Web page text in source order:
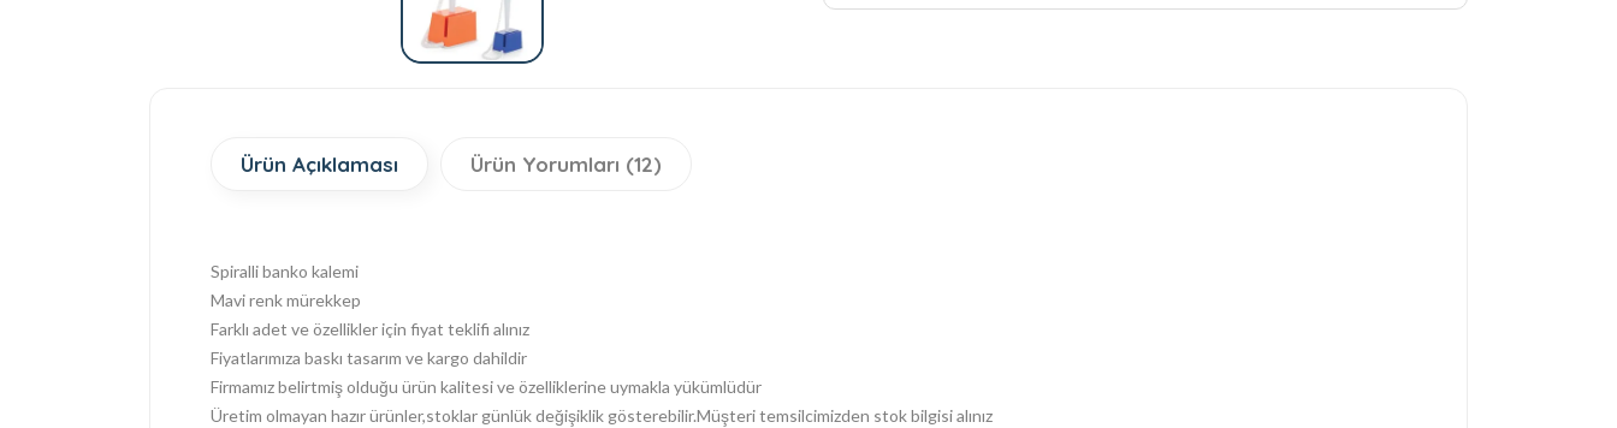
Ürün Açıklaması Ürün Yorumları (12)
Spiralli banko kalemi
Mavi renk mürekkep
Farklı adet ve özellikler için fiyat teklifi alınız
Fiyatlarımıza baskı tasarım ve kargo dahildir
Firmamız belirtmiş olduğu ürün kalitesi ve özelliklerine uymakla yükümlüdür
Üretim olmayan hazır ürünler,stoklar günlük değişiklik gösterebilir.Müşteri temsilcimizden stok bilgisi alınız